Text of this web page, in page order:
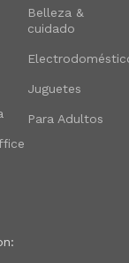
Belleza &
cuidado
Juguetes
Para Adultos